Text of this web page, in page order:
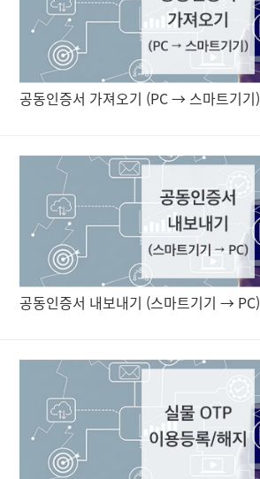
공동인증서 가져오기 (PC → 스마트기기)
공동인증서 내보내기 (스마트기기 → PC)